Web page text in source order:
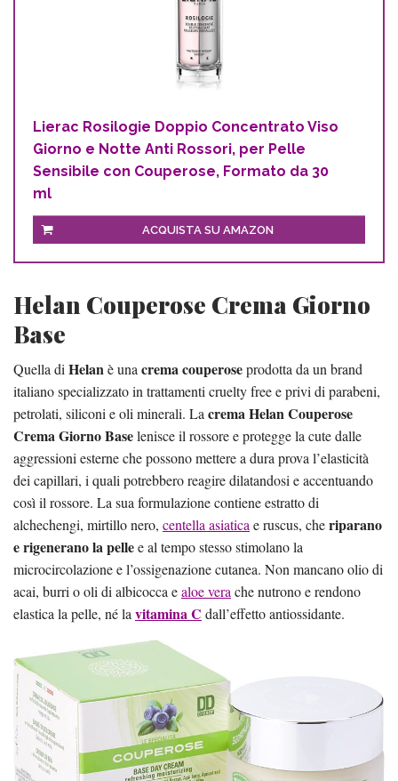
Lierac Rosilogie Doppio Concentrato Viso
Giorno e Notte Anti Rossori, per Pelle
Sensibile con Couperose, Formato da 30
ml
ACQUISTA SU AMAZON
Helan Couperose Crema Giorno
Base
Quella diHelanè unacrema couperoseprodotta da un brand
italiano specializzato in trattamenti cruelty free e privi di parabeni,
petrolati, siliconi e oli minerali. Lacrema Helan Couperose
Crema Giorno Baselenisce il rossore e protegge la cute dalle
aggressioni esterne che possono mettere a dura prova l’elasticità
dei capillari, i quali potrebbero reagire dilatandosi e accentuando
così il rossore. La sua formulazione contiene estratto di
alchechengi, mirtillo nero, centella asiaticae ruscus, cheriparano
e rigenerano la pellee al tempo stesso stimolano la
microcircolazione e l’ossigenazione cutanea. Non mancano olio di
acai, burri o oli di albicocca ealoe verache nutrono e rendono
elastica la pelle, né lavitamina C dall’effetto antiossidante.